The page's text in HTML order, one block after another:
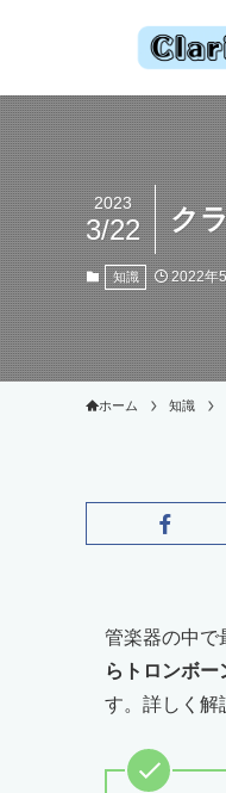
ク
2023
3/22
知識 2022年
ホーム 知識
管楽器の中で
らトロンボー
す。詳しく解